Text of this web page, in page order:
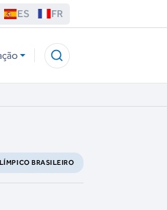
ES FR
BRASILEIRO